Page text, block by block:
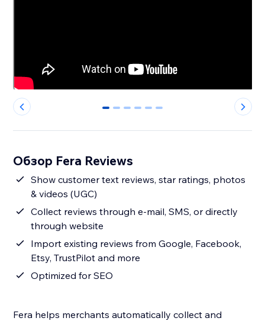
0 1 2 3 4 5
Обзор Fera Reviews
Show customer text reviews, star ratings, photos
& videos (UGC)
Collect reviews through e-mail, SMS, or directly
through website
Import existing reviews from Google, Facebook,
Etsy, TrustPilot and more
Optimized for SEO
Fera helps merchants automatically collect and